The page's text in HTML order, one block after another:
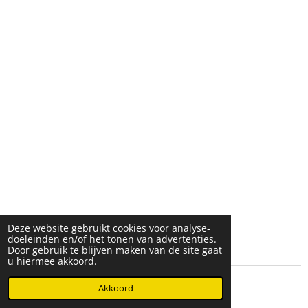
Deze website gebruikt cookies voor analyse-
doeleinden en/of het tonen van advertenties.
Door gebruik te blijven maken van de site gaat
u hiermee akkoord.
Akkoord
© 2025- 2026 Djöz mode